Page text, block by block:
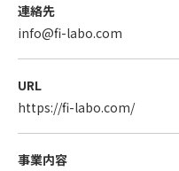
連絡先
info@fi-labo.com
URL
https://fi-labo.com/
事業内容